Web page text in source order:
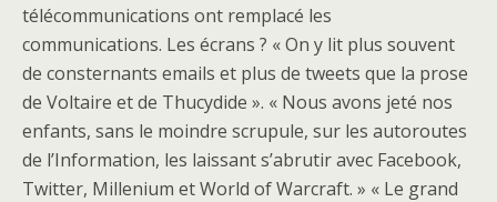
télécommunications ont remplacé les
communications. Les écrans ? « On y lit plus souvent
de consternants emails et plus de tweets que la prose
de Voltaire et de Thucydide ». « Nous avons jeté nos
enfants, sans le moindre scrupule, sur les autoroutes
de l’Information, les laissant s’abrutir avec Facebook,
Twitter, Millenium et World of Warcraft. » « Le grand